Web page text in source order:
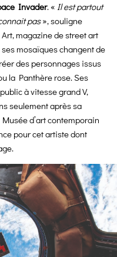
Invader. « Il est partout
pas», souligne
magazine de street art
mosaïques changent de
des personnages issus
la Panthère rose. Ses
à vitesse grand V,
seulement après sa
d’art contemporain
pour cet artiste dont